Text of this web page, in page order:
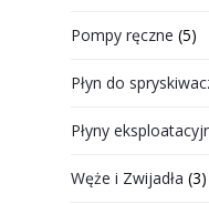
Pompy ręczne (5)
Płyn do
Płyny
Węże i Zwijadła (3)